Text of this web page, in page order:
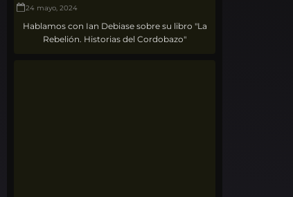
24 mayo, 2024
Hablamos con Ian Debiase sobre su libro "La
Rebelión. Historias del Cordobazo"